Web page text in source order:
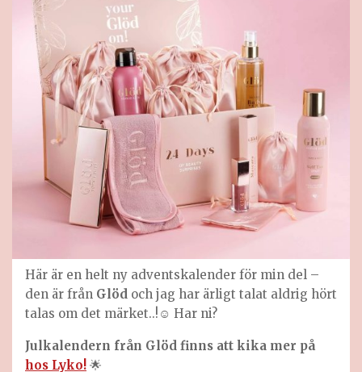
Här är en helt ny adventskalender för min del –
den är från Glöd och jag har ärligt talat aldrig hört
talas om det märket..!☺️ Har ni?
Julkalendern från Glöd finns att kika mer på
hos Lyko! 🌟